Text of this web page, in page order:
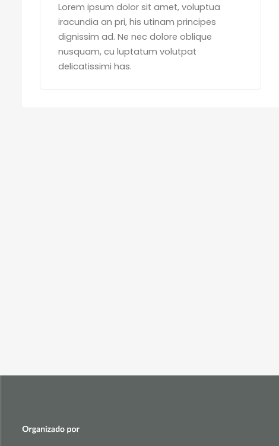
Lorem ipsum dolor sit amet, voluptua
iracundia an pri, his utinam principes
dignissim ad. Ne nec dolore oblique
nusquam, cu luptatum volutpat
delicatissimi has.